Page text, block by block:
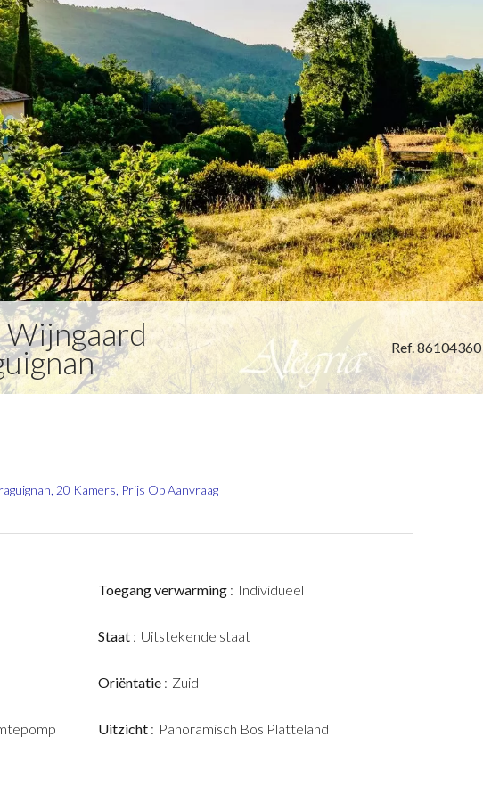
Ref. 86104360
20 Kamers, Prijs Op Aanvraag
Toegang verwarming Individueel
Staat Uitstekende staat
Oriëntatie Zuid
Uitzicht Panoramisch Bos Platteland